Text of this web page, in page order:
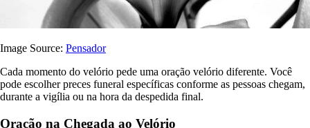
Image Source: Pensador
Cada momento do velório pede uma oração velório diferente. Você
pode escolher preces funeral específicas conforme as pessoas chegam,
durante a vigília ou na hora da despedida final.
Oração na Chegada ao Velório